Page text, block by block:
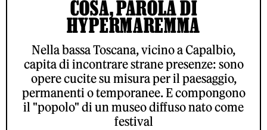
COSA, PAROLA DI
HYPERMAREMMA
Nella bassa Toscana, vicino a Capalbio,
capita di incontrare strane presenze: sono
opere cucite su misura per il paesaggio,
permanenti o temporanee. E compongono
il "popolo" di un museo diffuso nato come
festival